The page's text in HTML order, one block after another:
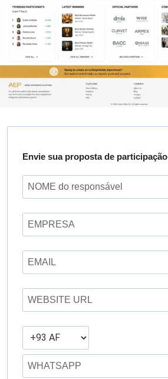
Envie sua proposta de participação